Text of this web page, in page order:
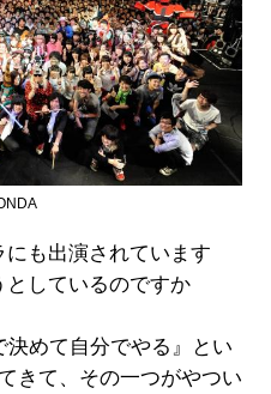
も出演されています
しているのですか
めて自分でやる』とい
きて、その一つがやつい